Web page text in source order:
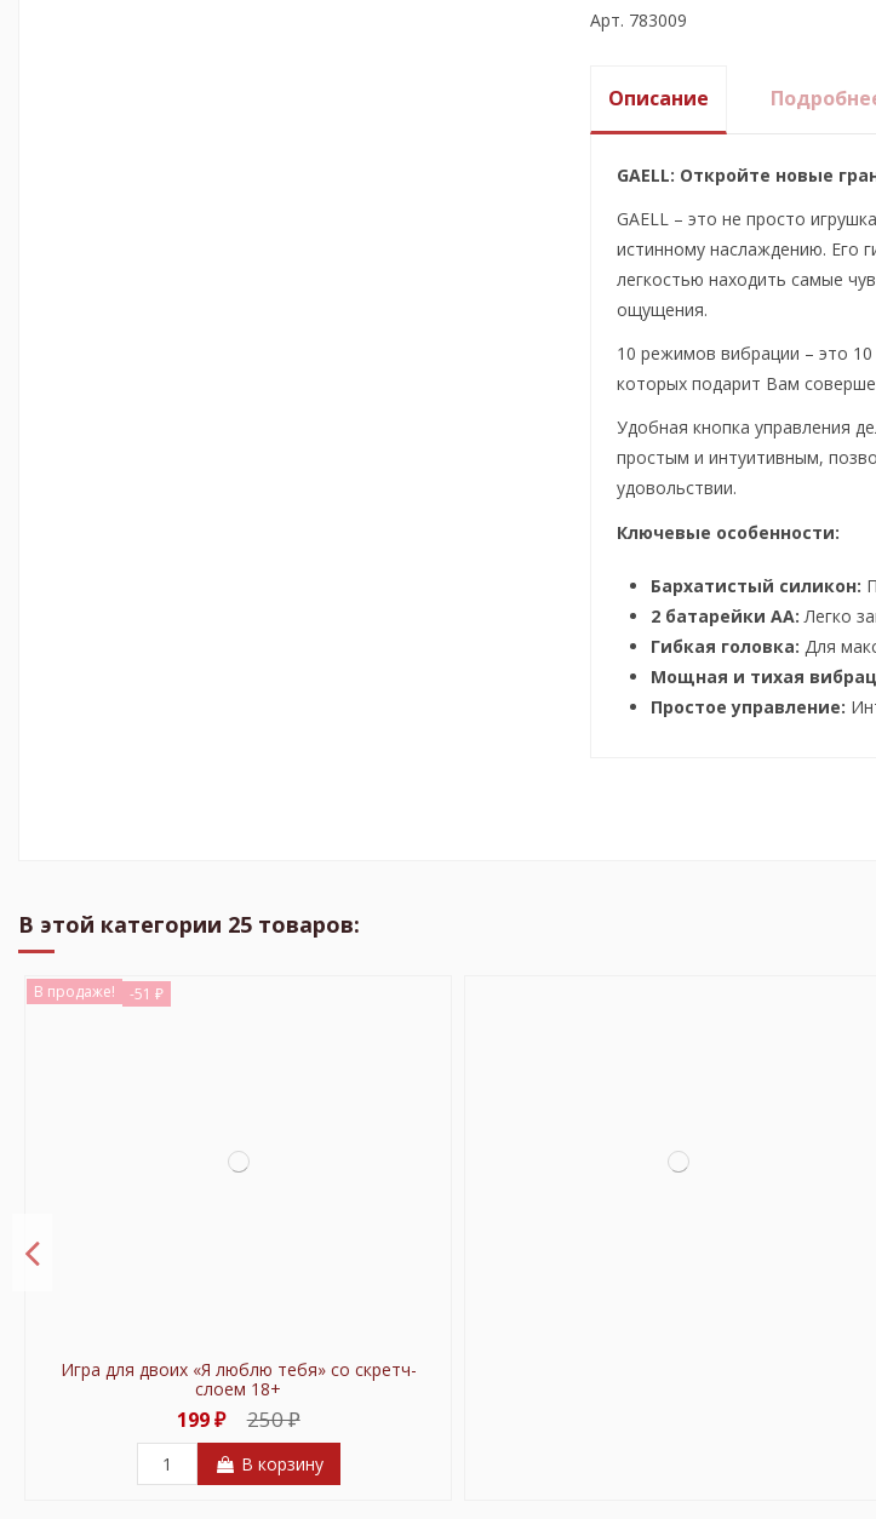
Арт. 783009
Описание
GAELL: Откройте новые
GAELL – это не просто
истинному наслаждению. Его
легкостью находить самые
ощущения.
10 режимов вибрации – это
которых подарит Вам
Удобная кнопка управления
простым и интуитивным,
удовольствии.
Ключевые особенности:
Бархатистый силикон:
2 батарейки AA: Легко
Гибкая головка: Для
Мощная и тихая
Простое управление:
В этой категории 25 товаров:
В продаже! -51 ₽
Игра для двоих «Я люблю тебя» со скретч-
слоем 18+
199 ₽ 250 ₽
В корзину